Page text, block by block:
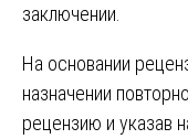
заключении.
На основании
назначении
рецензию и указав